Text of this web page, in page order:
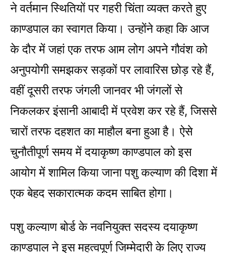
ने वर्तमान स्थितियों पर गहरी चिंता व्यक्त करते हुए
काण्डपाल का स्वागत किया। उन्होंने कहा कि आज
के दौर में जहां एक तरफ आम लोग अपने गौवंश को
अनुपयोगी समझकर सड़कों पर लावारिस छोड़ रहे हैं,
वहीं दूसरी तरफ जंगली जानवर भी जंगलों से
निकलकर इंसानी आबादी में प्रवेश कर रहे हैं, जिससे
चारों तरफ दहशत का माहौल बना हुआ है। ऐसे
चुनौतीपूर्ण समय में दयाकृष्ण काण्डपाल को इस
आयोग में शामिल किया जाना पशु कल्याण की दिशा में
एक बेहद सकारात्मक कदम साबित होगा।
पशु कल्याण बोर्ड के नवनियुक्त सदस्य दयाकृष्ण
काण्डपाल ने इस महत्वपूर्ण जिम्मेदारी के लिए राज्य